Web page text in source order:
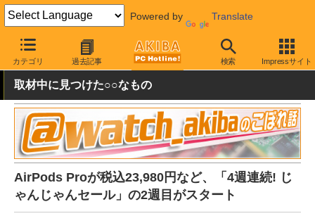
Powered by Translate
カテゴリ 過去記事 検索 Impressサイト
AKIBA PC Hotline! 秋葉原情報 価格情報 特価情報
取材中に見つけた○○なもの
AirPods Proが税込23,980円など、「4週連続! じ
ゃんじゃんセール」の2週目がスタート